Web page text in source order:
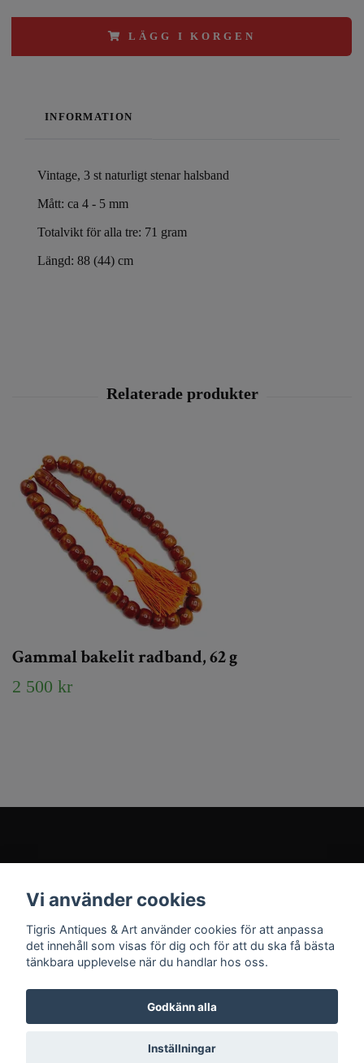
LÄGG I KORGEN
INFORMATION
Vintage, 3 st naturligt stenar halsband
Mått: ca 4 - 5 mm
Totalvikt för alla tre: 71 gram
Längd: 88 (44) cm
Gammal bakelit radband, 62 g
2 500 kr
Sociala medier
© 2026 Tigris Antiques & Art
Vi använder cookies
Tigris Antiques & Art använder cookies för att anpassa
det innehåll som visas för dig och för att du ska få bästa
tänkbara upplevelse när du handlar hos oss.
Godkänn alla
Inställningar